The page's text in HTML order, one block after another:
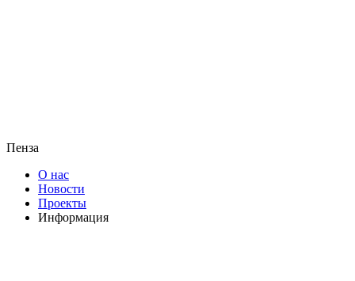
Пенза
О нас
Новости
Проекты
Информация